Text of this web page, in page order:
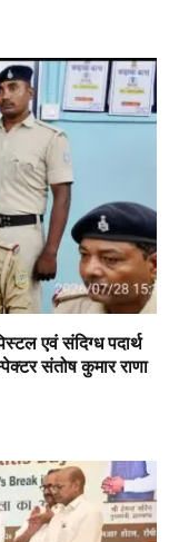
एवं संदिग्ध पदार्थ
संतोष कुमार राणा